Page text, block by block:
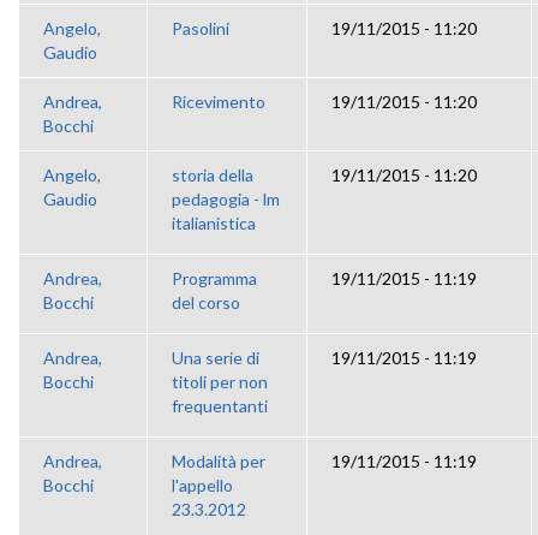
Angelo,
Gaudio
Pasolini 19/11/2015 - 11:20
Andrea,
Bocchi
Ricevimento 19/11/2015 - 11:20
Angelo,
Gaudio
storia della
pedagogia - lm
italianistica
19/11/2015 - 11:20
Andrea,
Bocchi
Programma
del corso
19/11/2015 - 11:19
Andrea,
Bocchi
Una serie di
titoli per non
frequentanti
19/11/2015 - 11:19
Andrea,
Bocchi
Modalità per
l'appello
23.3.2012
19/11/2015 - 11:19